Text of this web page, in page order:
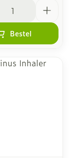
Bestel